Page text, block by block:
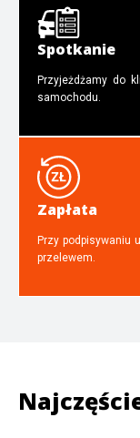
Spotkanie
Przyjeżdżamy do
samochodu.
Zapłata
Przy podpisywaniu
przelewem.